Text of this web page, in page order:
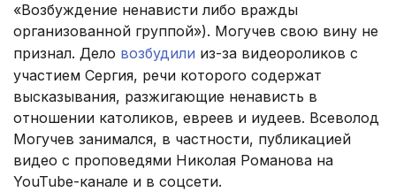
«Возбуждение ненависти либо вражды
организованной группой»). Могучев свою вину не
признал. Дело возбудили из-за видеороликов с
участием Сергия, речи которого содержат
высказывания, разжигающие ненависть в
отношении католиков, евреев и иудеев. Всеволод
Могучев занимался, в частности, публикацией
видео с проповедями Николая Романова на
YouTube-канале и в соцсети.